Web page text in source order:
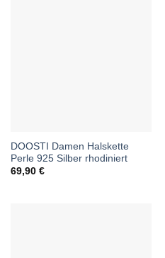
DOOSTI Damen Halskette
Perle 925 Silber rhodiniert
69,90 €